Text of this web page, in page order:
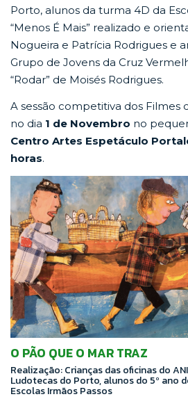
Porto, alunos da turma 4D da
“Menos É Mais” realizado e
Nogueira e Patrícia Rodrigues e
Grupo de Jovens da Cruz
“Rodar” de Moisés Rodrigues.
A sessão competitiva dos Filmes
no dia 1 de Novembro no
Centro Artes Espetáculo
horas.
O PÃO QUE O MAR TRAZ
Realização: Crianças das oficinas do
Ludotecas do Porto, alunos do 5º ano
Escolas Irmãos Passos